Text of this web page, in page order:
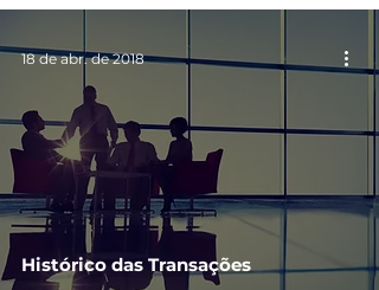
Histórico das Transações
18 de abr. de 2018